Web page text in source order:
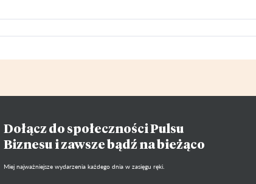
Dołącz do społeczności Pulsu
Biznesu i zawsze bądź na bieżąco
Miej najważniejsze wydarzenia każdego dnia w zasięgu ręki.